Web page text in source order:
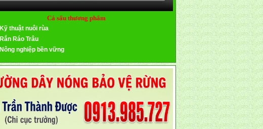
Cá sấu thương phẩm
Kỹ thuật nuôi rùa
Rắn Ráo Trâu
Nông nghiệp bền vững